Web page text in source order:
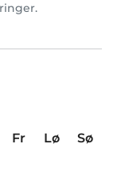
Fr Lø
Sø